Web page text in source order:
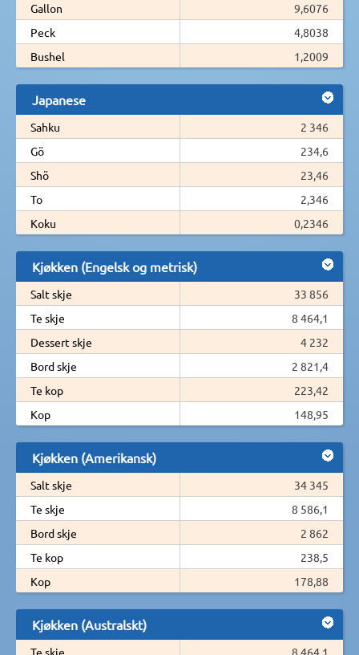
Gallon
9,6076
Peck
4,8038
Bushel
1,2009
Japanese
Sahku
2 346
Gö
234,6
Shö
23,46
To
2,346
Koku
0,2346
Kjøkken (Engelsk og metrisk)
Salt skje
33 856
Te skje
8 464,1
Dessert skje
4 232
Bord skje
2 821,4
Te kop
223,42
Kop
148,95
Kjøkken (Amerikansk)
Salt skje
34 345
Te skje
8 586,1
Bord skje
2 862
Te kop
238,5
Kop
178,88
Kjøkken (Australskt)
Te skje
8 464,1